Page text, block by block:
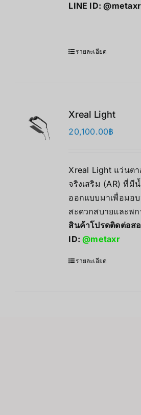
LINE ID:@metaxr
รายละเอียด
Xreal Light
20,100.00฿
Xreal Light แว่นต
จริงเสริม (AR) ที่มี
ออกแบบมาเพื่อมอ
สะดวกสบายและพ
สินค้าโปรดติดต่อส
ID:@metaxr
รายละเอียด